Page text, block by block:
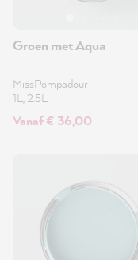
Groen met Aqua
MissPompadour
1L, 2.5L
Vanaf € 36,00